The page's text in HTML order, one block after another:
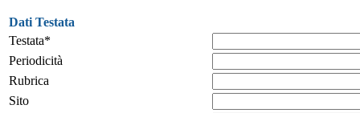
Dati Testata
Testata*
Periodicità
Rubrica
Sito